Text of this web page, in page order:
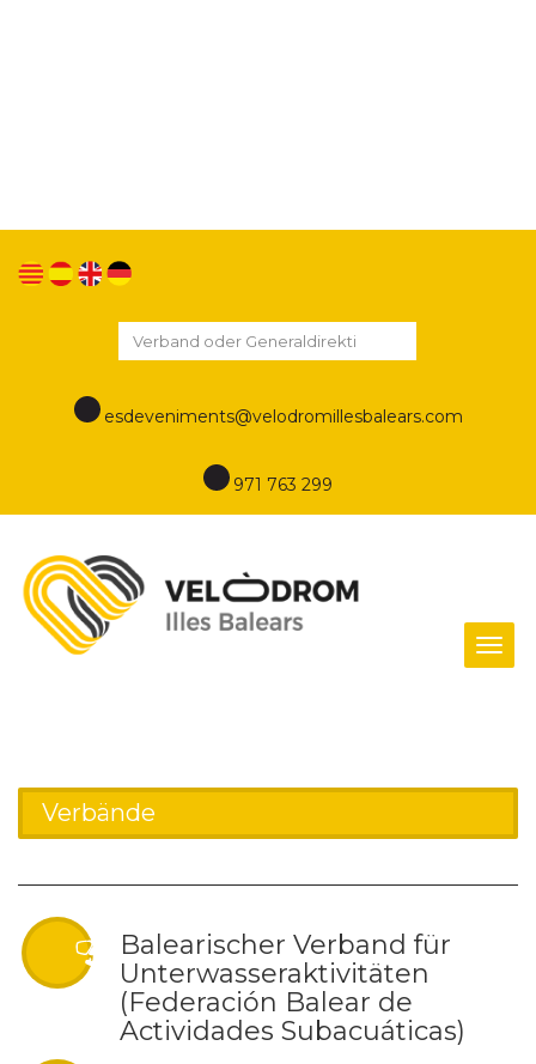
esdeveniments@velodromillesbalears.com
971 763 299
Verbände
Balearischer Verband für
Unterwasseraktivitäten
(Federación Balear de
Actividades Subacuáticas)